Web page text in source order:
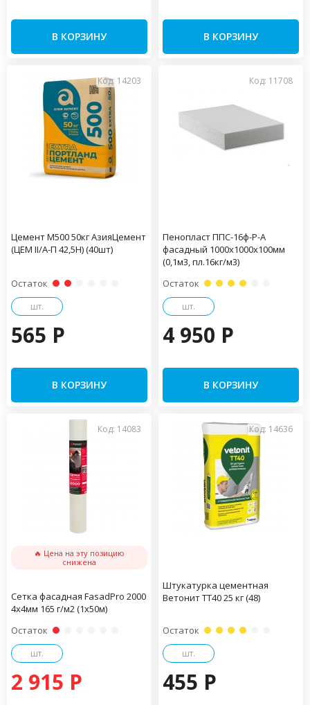
В КОРЗИНУ В КОРЗИНУ
Код: 14203
Цемент М500 50кг АзияЦемент
(ЦЕМ II/А-П 42,5Н) (40шт)
Остаток
шт.
565 P
В КОРЗИНУ
Код: 11708
Пенопласт ППС-16ф-Р-А
фасадный 1000х1000х100мм
(0,1м3, пл.16кг/м3)
Остаток
шт.
4 950 P
В КОРЗИНУ
Код: 14083
🔥 Цена на эту позицию
снижена
Сетка фасадная FasadPro 2000
4х4мм 165 г/м2 (1х50м)
Остаток
шт.
2 915 P
Код: 14636
Штукатурка цементная
Ветонит ТТ40 25 кг (48)
Остаток
шт.
455 P